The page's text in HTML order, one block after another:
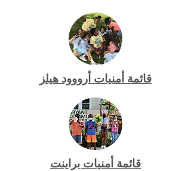
قائمة أمنيات أرووود هيلز
قائمة أمنيات براينت